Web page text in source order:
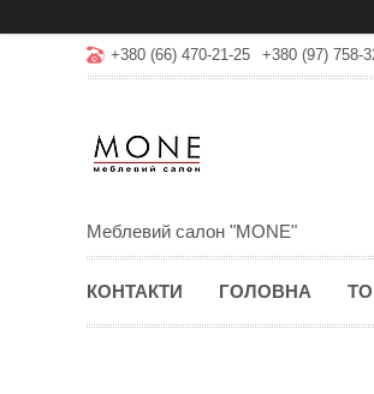
+380 (66) 470-21-25 +380 (97) 758-
Меблевий салон "MONE"
КОНТАКТИ ГОЛОВНА